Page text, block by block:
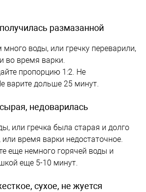
размазанной
воды, или гречку переварили,
во время варки.
пропорцию 1:2. Не
варите дольше 25 минут.
недоварилась
или гречка была старая и долго
или время варки недостаточное.
еще немного горячей воды и
еще 5-10 минут.
сухое, не жуется